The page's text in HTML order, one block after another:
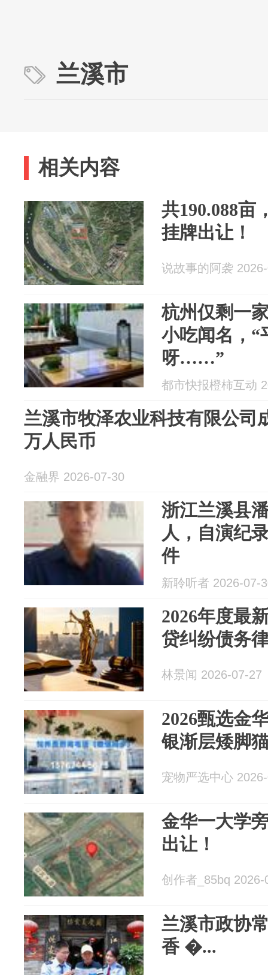
兰溪市
相关内容
共190.088亩
挂牌出让！
说故事的阿袭
杭州仅剩一
小吃闻名，“
呀……”
都市快报橙柿互动
兰溪市牧泽农业科技有限公司
万人民币
金融界 2026-07-30
浙江兰溪县
人，自演纪
件
新聆听者 2026-07-
2026年度最
贷纠纷债务
林景闻 2026-07-27
2026甄选金
银渐层矮脚
宠物严选中心
金华一大学
出让！
创作者_85bq 2026-
兰溪市政协
香 �...